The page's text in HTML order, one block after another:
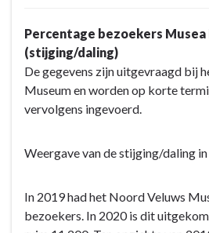
Percentage bezoekers
(stijging/daling)
De gegevens zijn uitgevraagd bij
Museum en worden op korte
vervolgens ingevoerd.
Weergave van de stijging/daling in
In 2019 had het Noord Veluws
bezoekers. In 2020 is dit